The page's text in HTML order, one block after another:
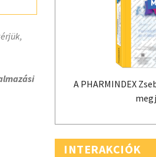
A PHARMINDEX
INTERAKCIÓK